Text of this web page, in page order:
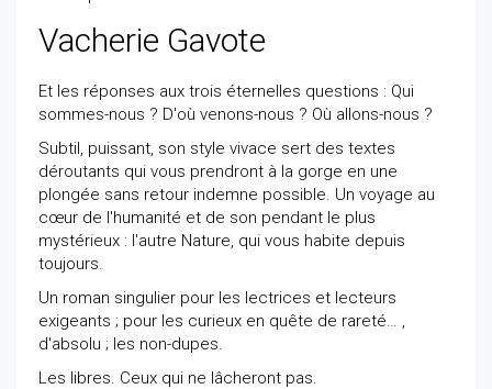
Vacherie Gavote
Et les réponses aux trois éternelles questions : Qui
sommes-nous ? D'où venons-nous ? Où allons-nous ?
Subtil, puissant, son style vivace sert des textes
déroutants qui vous prendront à la gorge en une
plongée sans retour indemne possible. Un voyage au
cœur de l'humanité et de son pendant le plus
mystérieux : l'autre Nature, qui vous habite depuis
toujours.
Un roman singulier pour les lectrices et lecteurs
exigeants ; pour les curieux en quête de rareté… ,
d'absolu ; les non-dupes.
Les libres. Ceux qui ne lâcheront pas.